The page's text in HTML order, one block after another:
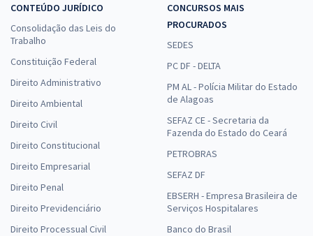
CONTEÚDO JURÍDICO
Consolidação das Leis do
Trabalho
Constituição Federal
Direito Administrativo
Direito Ambiental
Direito Civil
Direito Constitucional
Direito Empresarial
Direito Penal
Direito Previdenciário
Direito Processual Civil
CONCURSOS MAIS
PROCURADOS
SEDES
PC DF - DELTA
PM AL - Polícia Militar do Estado
de Alagoas
SEFAZ CE - Secretaria da
Fazenda do Estado do Ceará
PETROBRAS
SEFAZ DF
EBSERH - Empresa Brasileira de
Serviços Hospitalares
Banco do Brasil